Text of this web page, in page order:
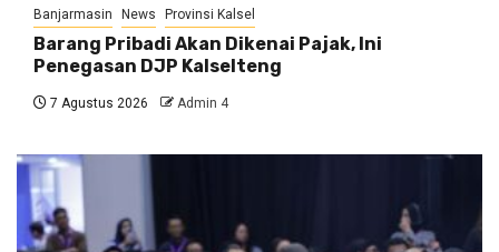
Banjarmasin News Provinsi Kalsel
Barang Pribadi Akan Dikenai Pajak, Ini
Penegasan DJP Kalselteng
7 Agustus 2026 Admin 4